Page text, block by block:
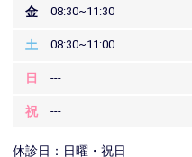
金 08:30~11:30
土 08:30~11:00
日 ---
祝 ---
休診日：日曜・祝日